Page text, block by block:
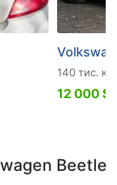
140 тис. км
12 000 $
Beetle